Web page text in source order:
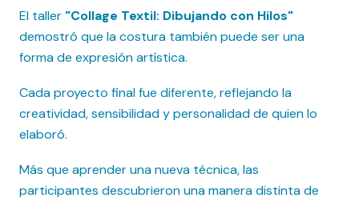
El taller "Collage Textil: Dibujando con Hilos"
demostró que la costura también puede ser una
forma de expresión artística.
Cada proyecto final fue diferente, reflejando la
creatividad, sensibilidad y personalidad de quien lo
elaboró.
Más que aprender una nueva técnica, las
participantes descubrieron una manera distinta de